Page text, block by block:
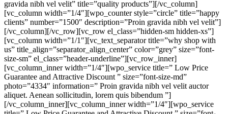
gravida nibh vel velit” title=”quality products”][/vc_column]
[vc_column width=”1/4″][wpo_counter style=”circle” title=”happy
clients” number=”1500″ description=”Proin gravida nibh vel velit”]
[/vc_column][/vc_row][vc_row el_class=”hidden-sm hidden-xs”]
[vc_column width=”1/1″][vc_text_separator title=”why shop with
us” title_align=”separator_align_center” color=”grey” size=”font-
size-sm” el_class=”header-underline”][vc_row_inner]
[vc_column_inner width=”1/4″][wpo_service title=” Low Price
Guarantee and Attractive Discount ” size=”font-size-md”
photo=”4334″ information=” Proin gravida nibh vel velit auctor
aliquet. Aenean sollicitudin, lorem quis bibendum ”]
[/vc_column_inner][vc_column_inner width=”1/4″][wpo_service